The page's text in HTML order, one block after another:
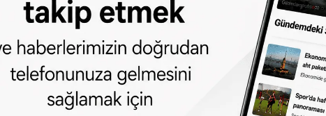
Rotterdam’da değil ülke genelinde kendini
dışında Zaandam Poelenburg ve Peldersveld
da yer verildi. Altmışlarda inşa edilmiş
birçok düşük gelirli aile yaşıyor. Haberde